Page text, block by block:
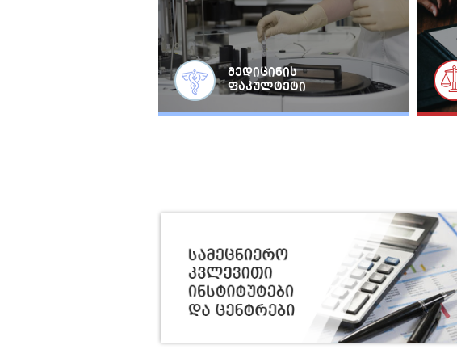
მედიცინის
ფაკულტეტი